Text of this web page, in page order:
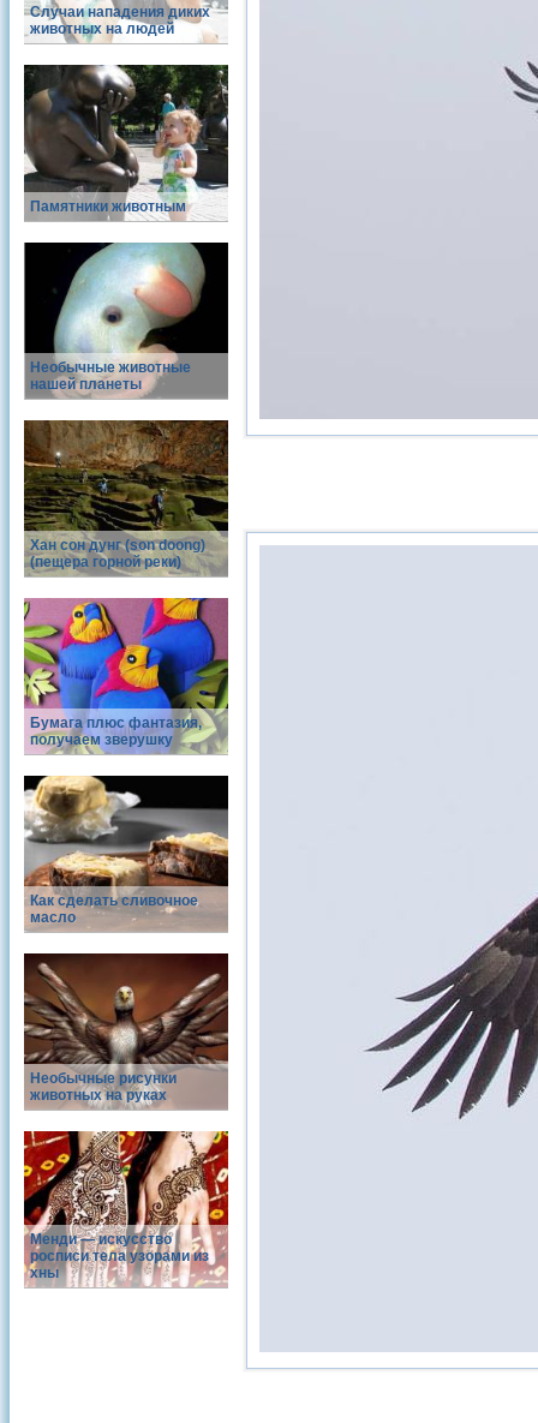
Случаи нападения диких
животных на людей
Памятники животным
Необычные животные
нашей планеты
Хан сон дунг (son doong)
(пещера горной реки)
Бумага плюс фантазия,
получаем зверушку
Как сделать сливочное
масло
Необычные рисунки
животных на руках
Менди — искусство
росписи тела узорами из
хны